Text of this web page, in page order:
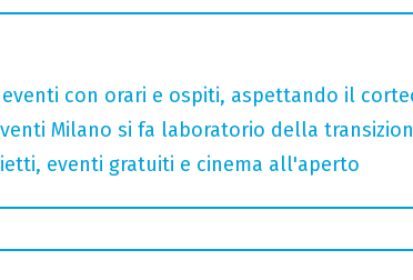
con orari e ospiti, aspettando il
Milano si fa laboratorio della
eventi gratuiti e cinema all'aperto